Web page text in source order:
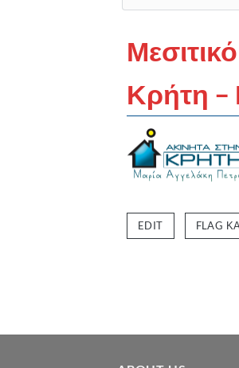
Κρήτη –
EDIT FLAG